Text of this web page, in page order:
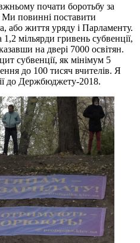
почати боротьбу за
Ми повинні поставити
або життя уряду і Парламенту.
мільярди гривень субвенції,
на двері 7000 освітян.
субвенції, як мінімум 5
до 100 тисяч вчителів. Я
до Держбюджету-2018.